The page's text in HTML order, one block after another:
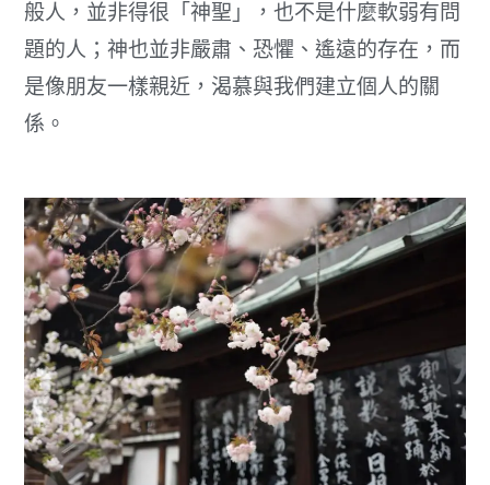
般人，並非得很「神聖」，也不是什麼軟弱有問
題的人；神也並非嚴肅、恐懼、遙遠的存在，而
是像朋友一樣親近，渴慕與我們建立個人的關
係。